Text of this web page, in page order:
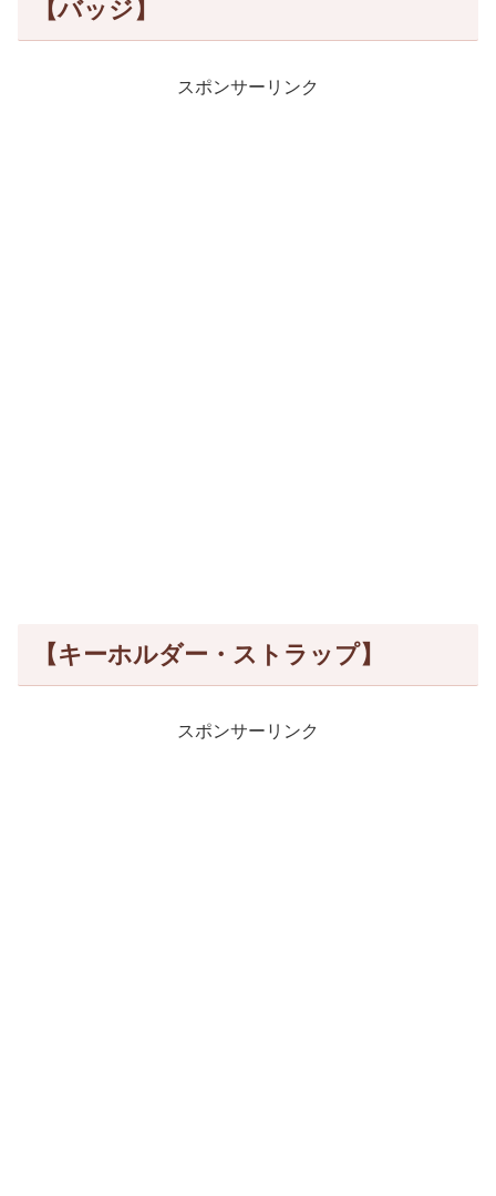
【バッジ】
スポンサーリンク
【キーホルダー・ストラップ】
スポンサーリンク